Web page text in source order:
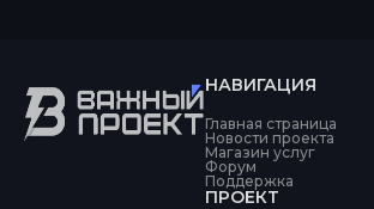
НАВИГАЦИЯ
Главная страница
Новости проекта
Магазин услуг
Форум
Поддержка
ПРОЕКТ